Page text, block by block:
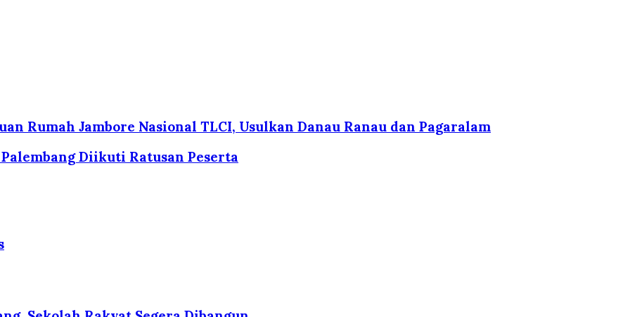
Rumah Jambore Nasional TLCI, Usulkan Danau Ranau dan Pagaralam
Diikuti Ratusan Peserta